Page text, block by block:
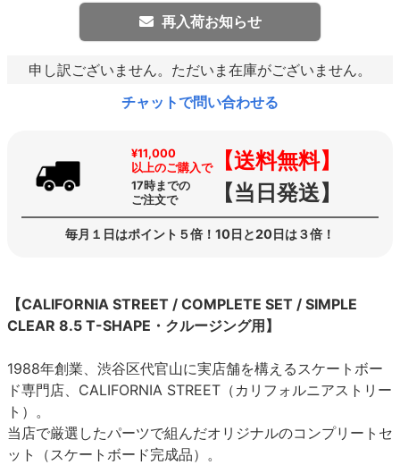
再入荷お知らせ
申し訳ございません。ただいま在庫がございません。
チャットで問い合わせる
¥11,000
以上のご購入で【送料無料】
17時までの
ご注文で
【当日発送】
毎月１日はポイント５倍！10日と20日は３倍！
【CALIFORNIA STREET / COMPLETE SET / SIMPLE
CLEAR 8.5 T-SHAPE・クルージング用】
1988年創業、渋谷区代官山に実店舗を構えるスケートボー
ド専門店、CALIFORNIA STREET（カリフォルニアストリー
ト）。
当店で厳選したパーツで組んだオリジナルのコンプリートセ
ット（スケートボード完成品）。